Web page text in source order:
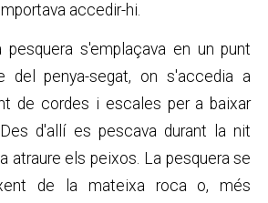
accedir-hi.
pesquera s'emplaçava en un punt
del penya-segat, on s'accedia a
de cordes i escales per a baixar
d'allí es pescava durant la nit
atraure els peixos. La pesquera se
de la mateixa roca o, més